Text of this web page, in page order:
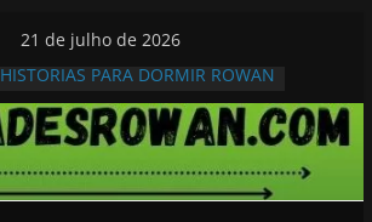
21 de julho de 2026
HISTORIAS PARA DORMIR ROWAN